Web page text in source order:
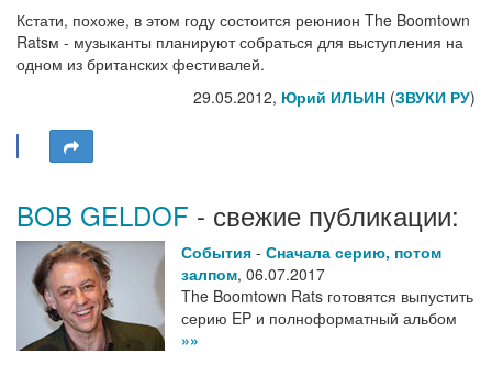
Кстати, похоже, в этом году состоится реюнион The Boomtown
Ratsм - музыканты планируют собраться для выступления на
одном из британских фестивалей.
29.05.2012, Юрий ИЛЬИН (ЗВУКИ РУ)
BOB GELDOF - свежие публикации:
События - Сначала серию, потом
залпом, 06.07.2017
The Boomtown Rats готовятся выпустить
серию EP и полноформатный альбом
»»